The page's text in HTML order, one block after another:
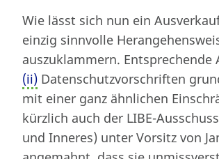
Wie lässt sich nun ein
einzig sinnvolle
auszuklammern.
(ii) Datenschutzvorschriften
mit einer ganz ähnlichen
kürzlich auch der LIBE-
und Inneres) unter Vorsitz von